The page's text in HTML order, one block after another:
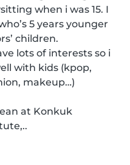
when i was 15. I
5 years younger
children.
lots of interests so i
with kids (kpop,
makeup…)
at Konkuk